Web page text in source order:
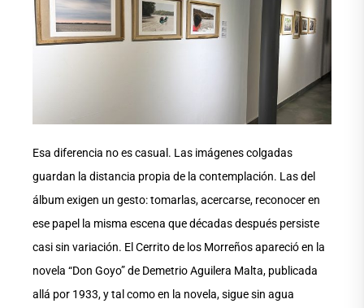
Esa diferencia no es casual. Las imágenes colgadas
guardan la distancia propia de la contemplación. Las del
álbum exigen un gesto: tomarlas, acercarse, reconocer en
ese papel la misma escena que décadas después persiste
casi sin variación. El Cerrito de los Morreños apareció en la
novela “Don Goyo” de Demetrio Aguilera Malta, publicada
allá por 1933, y tal como en la novela, sigue sin agua